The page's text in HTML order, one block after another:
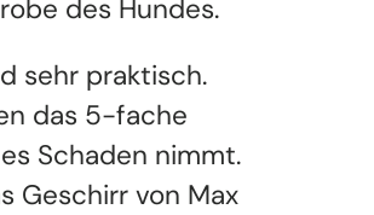
des Hundes.
sehr praktisch.
das 5-fache
Schaden nimmt.
Geschirr von Max